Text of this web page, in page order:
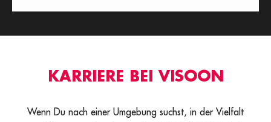
KARRIERE BEI VISOON
Wenn Du nach einer Umgebung suchst, in der Vielfalt